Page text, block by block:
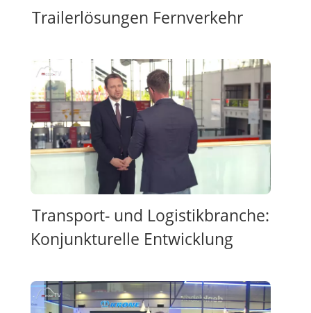
Trailerlösungen Fernverkehr
Transport- und Logistikbranche:
Konjunkturelle Entwicklung